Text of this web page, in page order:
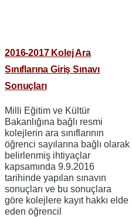
2016-2017 Kolej Ara
Sınıflarına Giriş Sınavı
Sonuçları
Milli Eğitim ve Kültür
Bakanlığına bağlı resmi
kolejlerin ara sınıflarının
öğrenci sayılarına bağlı olarak
belirlenmiş ihtiyaçlar
kapsamında 9.9.2016
tarihinde yapılan sınavın
sonuçları ve bu sonuçlara
göre kolejlere kayıt hakkı elde
eden öğrencil